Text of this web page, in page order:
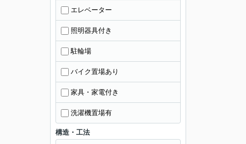
エレベーター
照明器具付き
駐輪場
バイク置場あり
家具・家電付き
洗濯機置場有
構造・工法